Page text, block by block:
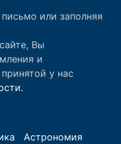
или заполняя
Вы
и
у нас
Астрономия